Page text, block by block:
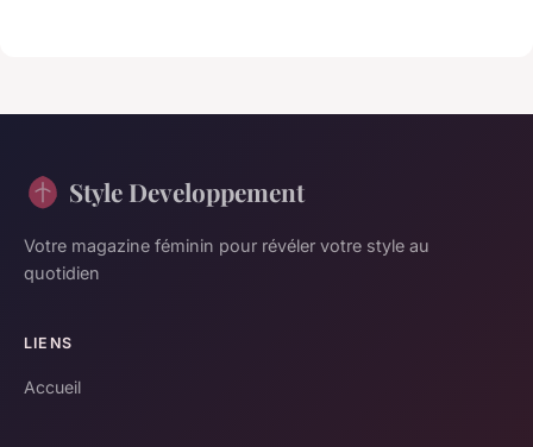
Style Developpement
Votre magazine féminin pour révéler votre style au
quotidien
LIENS
Accueil